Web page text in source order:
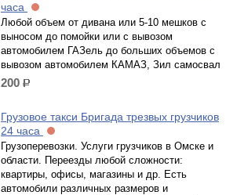
часа
Любой объем от дивана или 5-10 мешков с
выносом до помойки или с вывозом
автомобилем ГАЗель до больших объемов с
вывозом автомобилем КАМАЗ, Зил самосвал
200 р.
Грузовое такси Бригада трезвых грузчиков
24 часа
Грузоперевозки. Услуги грузчиков в Омске и
области. Переезды любой сложности:
квартиры, офисы, магазины и др. Есть
автомобили различных размеров и